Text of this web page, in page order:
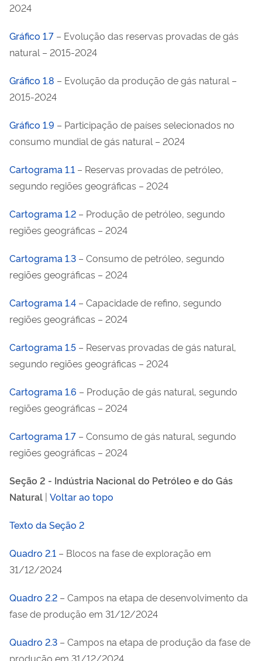
2024
Gráfico 1.7 – Evolução das reservas provadas de gás
natural – 2015-2024
Gráfico 1.8 – Evolução da produção de gás natural –
2015-2024
Gráfico 1.9 – Participação de países selecionados no
consumo mundial de gás natural – 2024
Cartograma 1.1 – Reservas provadas de petróleo,
segundo regiões geográficas – 2024
Cartograma 1.2 – Produção de petróleo, segundo
regiões geográficas – 2024
Cartograma 1.3 – Consumo de petróleo, segundo
regiões geográficas – 2024
Cartograma 1.4 – Capacidade de refino, segundo
regiões geográficas – 2024
Cartograma 1.5 – Reservas provadas de gás natural,
segundo regiões geográficas – 2024
Cartograma 1.6 – Produção de gás natural, segundo
regiões geográficas – 2024
Cartograma 1.7 – Consumo de gás natural, segundo
regiões geográficas – 2024
Seção 2 - Indústria Nacional do Petróleo e do Gás
Natural | Voltar ao topo
Texto da Seção 2
Quadro 2.1 – Blocos na fase de exploração em
31/12/2024
Quadro 2.2 – Campos na etapa de desenvolvimento da
fase de produção em 31/12/2024
Quadro 2.3 – Campos na etapa de produção da fase de
produção em 31/12/2024